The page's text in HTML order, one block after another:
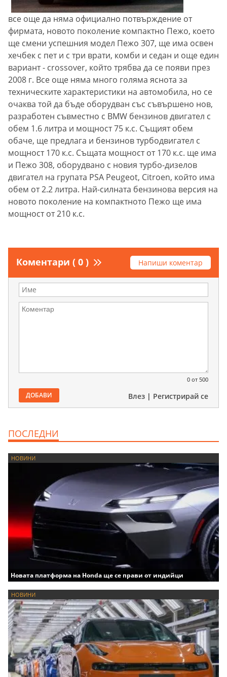
все още да няма официално потвърждение от
фирмата, новото поколение компактно Пежо, което
ще смени успешния модел Пежо 307, ще има освен
хечбек с пет и с три врати, комби и седан и още един
вариант - crossover, който трябва да се появи през
2008 г. Все още няма много голяма яснота за
техническите характеристики на автомобила, но се
очаква той да бъде оборудван със съвършено нов,
разработен съвместно с BMW бензинов двигател с
обем 1.6 литра и мощност 75 к.с. Същият обем
обаче, ще предлага и бензинов турбодвигател с
мощност 170 к.с. Същата мощност от 170 к.с. ще има
и Пежо 308, оборудвано с новия турбо-дизелов
двигател на групата PSA Peugeot, Citroen, който има
обем от 2.2 литра. Най-силната бензинова версия на
новото поколение на компактното Пежо ще има
мощност от 210 к.с.
Коментари ( 0 ) Напиши коментар
0 от 500
ДОБАВИ Влез | Регистрирай се
ПОСЛЕДНИ
НОВИНИ
Новата платформа на Honda ще се прави от индийци
НОВИНИ